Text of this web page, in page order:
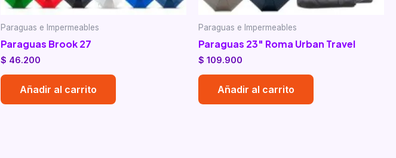
Paraguas e Impermeables
Paraguas Brook 27
$ 46.200
Añadir al carrito
Paraguas e Impermeables
Paraguas 23″ Roma Urban Travel
$ 109.900
Añadir al carrito